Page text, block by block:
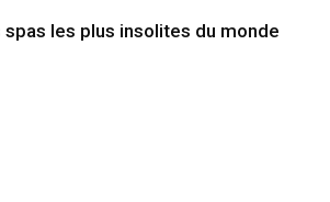
spas les plus insolites du monde